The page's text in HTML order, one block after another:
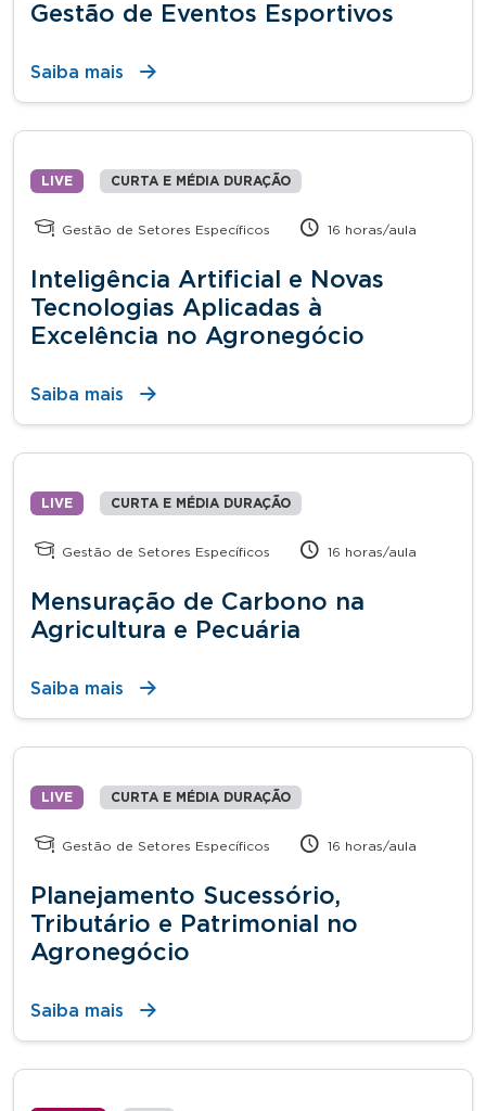
Gestão de Eventos Esportivos
Saiba mais
LIVE CURTA E MÉDIA DURAÇÃO
Gestão de Setores Específicos 16 horas/aula
Inteligência Artificial e Novas
Tecnologias Aplicadas à
Excelência no Agronegócio
Saiba mais
LIVE CURTA E MÉDIA DURAÇÃO
Gestão de Setores Específicos 16 horas/aula
Mensuração de Carbono na
Agricultura e Pecuária
Saiba mais
LIVE CURTA E MÉDIA DURAÇÃO
Gestão de Setores Específicos 16 horas/aula
Planejamento Sucessório,
Tributário e Patrimonial no
Agronegócio
Saiba mais